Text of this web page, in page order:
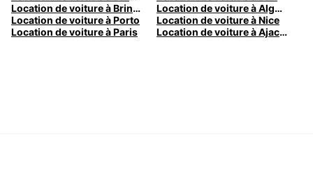
Location de voiture à Brindisi
Location de voiture à Alghero
Location de voiture à Porto
Location de voiture à Nice
Location de voiture à Paris
Location de voiture à Ajaccio